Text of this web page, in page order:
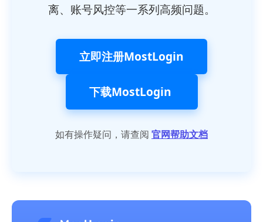
离、账号风控等一系列高频问题。
立即注册MostLogin
下载MostLogin
如有操作疑问，请查阅 官网帮助文档